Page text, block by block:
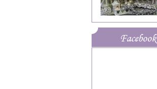
Facebook